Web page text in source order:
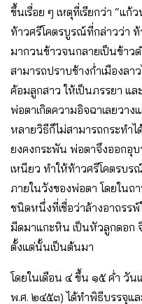
ขึ้นเรื่อย ๆ เหตุที่เรียกว่า “แ
ท้าวศรีโคตรบูรณ์ที่กล่าวว่า
มากวนข้าวจนกลายเป็นข้าว
สามารถปราบช้างกํ่าเมืองลา
ค้อมลูกสาว ให้เป็นภรรยา แ
พ่อตาเกิดความอิจฉาเลยวา
หลายวิธีก็ไม่สามารถกระทำ
ยงคงกระพัน พ่อตาจึงออกอุ
เหนียว ทําให้ท้าวศรีโคตรบ
ภายในวังของพ่อตา โดยใน
ชนิดหนึ่งที่เชื่อว่าล้างอาถรรพ์
มีดมาแกะหิน เป็นหัวลูกดอก
ตั้งแต่นั้นเป็นต้นมา
โดยในเดือน ๔ ขึ้น ๑๕ ค่ำ วั
พ.ศ. ๒๔๕๓) ได้ทําพิธีบรรจุแ